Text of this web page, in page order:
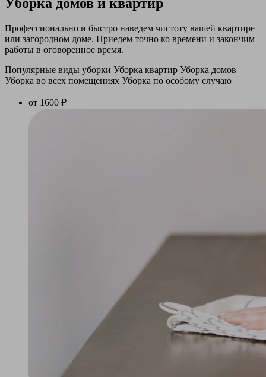
Профессионально и быстро наведем чистоту вашей квартире
или загородном доме. Приедем точно ко времени и закончим
работы в оговоренное время.
Популярные виды уборки Уборка квартир Уборка домов
Уборка во всех помещениях Уборка по особому случаю
от 1600 ₽